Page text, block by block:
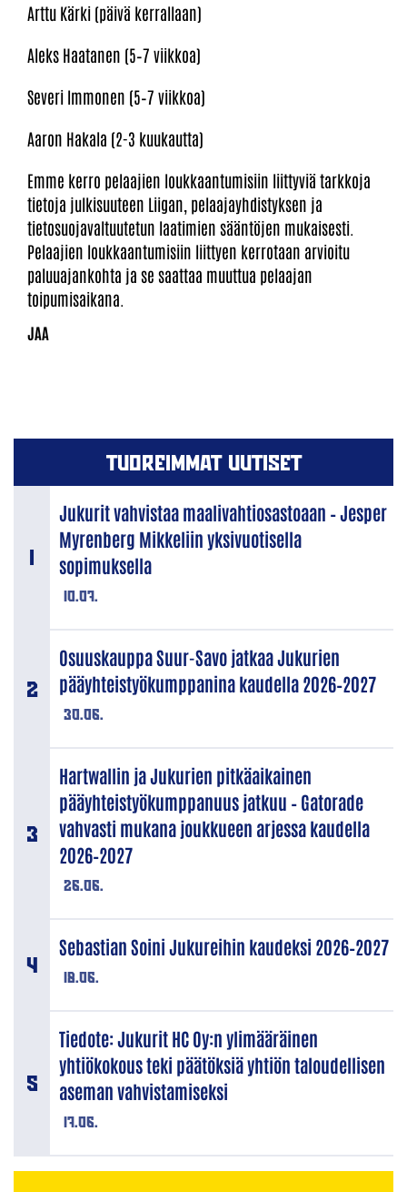
Arttu Kärki (päivä kerrallaan)
Aleks Haatanen (5–7 viikkoa)
Severi Immonen (5–7 viikkoa)
Aaron Hakala (2-3 kuukautta)
Emme kerro pelaajien loukkaantumisiin liittyviä tarkkoja
tietoja julkisuuteen Liigan, pelaajayhdistyksen ja
tietosuojavaltuutetun laatimien sääntöjen mukaisesti.
Pelaajien loukkaantumisiin liittyen kerrotaan arvioitu
paluuajankohta ja se saattaa muuttua pelaajan
toipumisaikana.
TUOREIMMAT UUTISET
10.07.
Jukurit vahvistaa maalivahtiosastoaan – Jesper
Myrenberg Mikkeliin yksivuotisella
sopimuksella
30.06.
Osuuskauppa Suur-Savo jatkaa Jukurien
pääyhteistyökumppanina kaudella 2026–2027
26.06.
Hartwallin ja Jukurien pitkäaikainen
pääyhteistyökumppanuus jatkuu – Gatorade
vahvasti mukana joukkueen arjessa kaudella
2026–2027
18.06.
Sebastian Soini Jukureihin kaudeksi 2026–2027
17.06.
Tiedote: Jukurit HC Oy:n ylimääräinen
yhtiökokous teki päätöksiä yhtiön taloudellisen
aseman vahvistamiseksi